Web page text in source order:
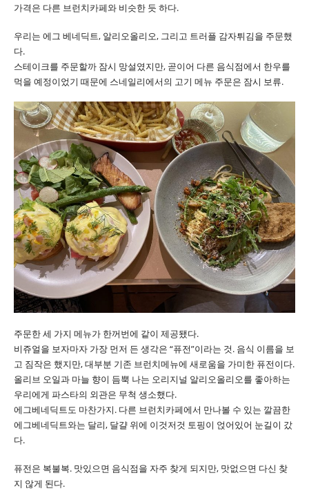
가격은 다른 브런치카페와 비슷한 듯 하다.
우리는 에그 베네딕트, 알리오올리오, 그리고 트러플 감자튀김을 주문했
다.
스테이크를 주문할까 잠시 망설였지만, 곧이어 다른 음식점에서 한우를
먹을 예정이었기 때문에 스네일리에서의 고기 메뉴 주문은 잠시 보류.
주문한 세 가지 메뉴가 한꺼번에 같이 제공됐다.
비쥬얼을 보자마자 가장 먼저 든 생각은 “퓨전”이라는 것. 음식 이름을 보
고 짐작은 했지만, 대부분 기존 브런치메뉴에 새로움을 가미한 퓨전이다.
올리브 오일과 마늘 향이 듬뿍 나는 오리지널 알리오올리오를 좋아하는
우리에게 파스타의 외관은 무척 생소했다.
에그베네딕트도 마찬가지. 다른 브런치카페에서 만나볼 수 있는 깔끔한
에그베네딕트와는 달리, 달걀 위에 이것저것 토핑이 얹어있어 눈길이 갔
다.
퓨전은 복불복. 맛있으면 음식점을 자주 찾게 되지만, 맛없으면 다신 찾
지 않게 된다.